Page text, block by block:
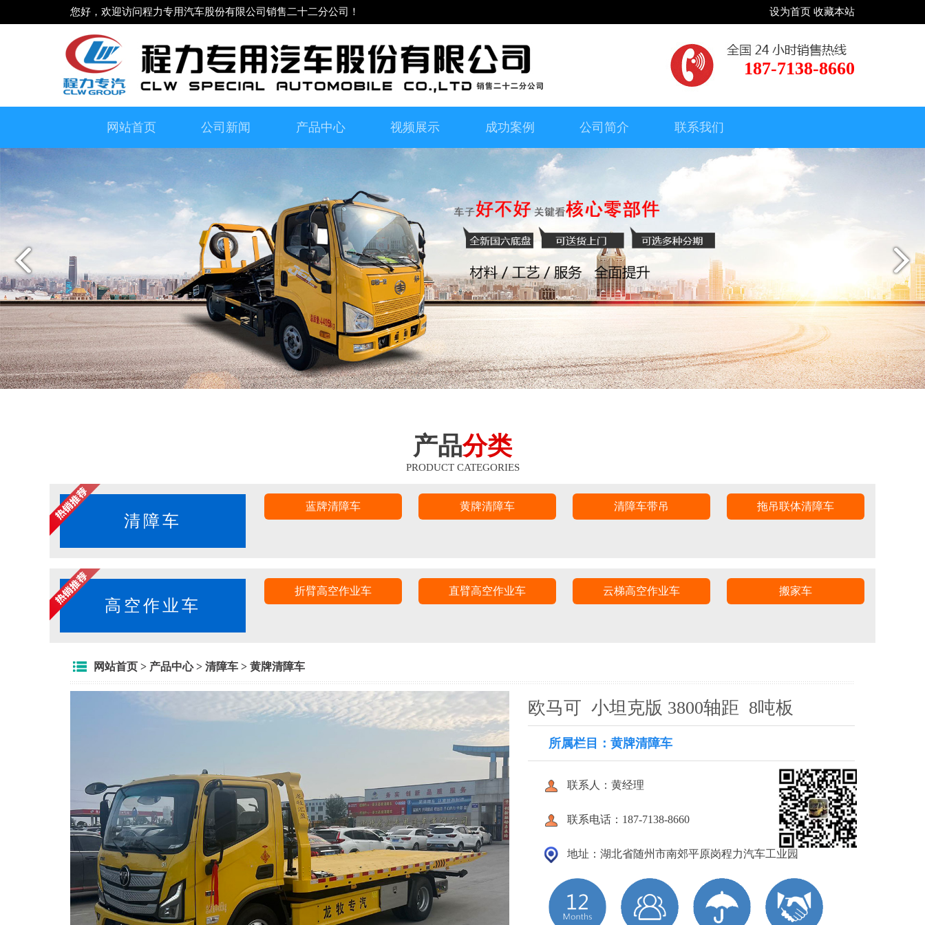
您好，欢迎访问程力专用汽车股份有限公司销售二十二分公司！ 设为首页 收藏本站
187-7138-8660
网站首页 公司新闻 产品中心 视频展示 成功案例 公司简介 联系我们
产品分类
PRODUCT CATEGORIES
清障车
蓝牌清障车 黄牌清障车 清障车带吊 拖吊联体清障车
高空作业车
折臂高空作业车 直臂高空作业车 云梯高空作业车 搬家车
网站首页 > 产品中心> 清障车 > 黄牌清障车
欧马可 小坦克版 3800轴距 8吨板
所属栏目：黄牌清障车
联系人：黄经理
联系电话：187-7138-8660
地址：湖北省随州市南郊平原岗程力汽车工业园